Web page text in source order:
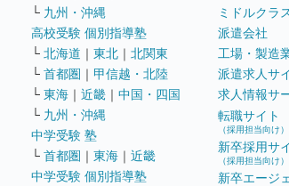
└ 九州・沖縄
高校受験 個別指導塾
└ 北海道 ｜ 東北 ｜ 北関東
└ 首都圏 ｜ 甲信越・北陸
└ 東海 ｜ 近畿 ｜ 中国・四国
└ 九州・沖縄
中学受験 塾
└ 首都圏 ｜ 東海 ｜ 近畿
中学受験 個別指導塾
ミドルクラ
派遣会社
工場・製造
派遣求人サ
求人情報サ
転職サイト
（採用担当向け）
新卒採用サ
（採用担当向け）
新卒エージ